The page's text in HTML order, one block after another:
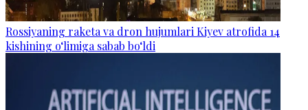
Rossiyaning raketa va dron hujumlari Kiyev atrofida 14
kishining o‘limiga sabab bo‘ldi